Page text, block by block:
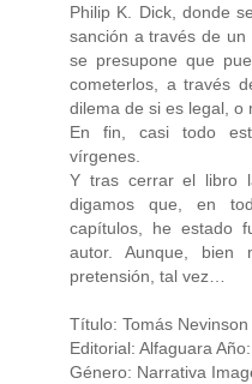
Philip K. Dick, donde
sanción a través de
se presupone que
cometerlos, a través
dilema de si es legal, o
En fin, casi todo
vírgenes.
Y tras cerrar el libro
digamos que, en
capítulos, he estado
autor. Aunque,
pretensión, tal vez…
Título: Tomás
Editorial: Alfaguara
Género: Narrativa